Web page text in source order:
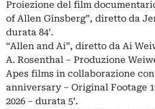
Proiezione del film
of Allen Ginsberg”, diretto da
durata 84’.
“Allen and Ai”, diretto da Ai
A. Rosenthal – Produzione
Apes films in collaborazione
anniversary – Original Footage
2026 – durata 5’.